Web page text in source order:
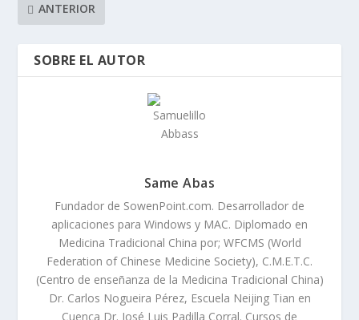
ANTERIOR
SOBRE EL AUTOR
Same Abas
Fundador de SowenPoint.com. Desarrollador de
aplicaciones para Windows y MAC. Diplomado en
Medicina Tradicional China por; WFCMS (World
Federation of Chinese Medicine Society), C.M.E.T.C.
(Centro de enseñanza de la Medicina Tradicional China)
Dr. Carlos Nogueira Pérez, Escuela Neijing Tian en
Cuenca Dr. José Luis Padilla Corral. Cursos de